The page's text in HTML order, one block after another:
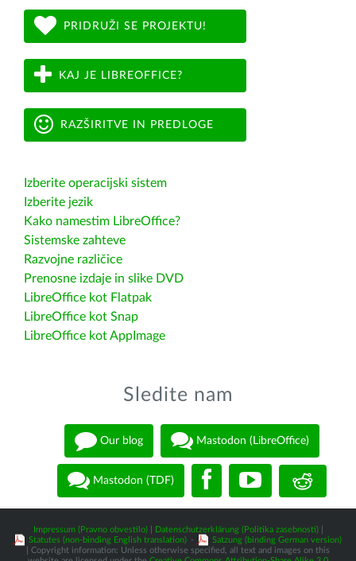
PRIDRUŽI SE PROJEKTU!
KAJ JE LIBREOFFICE?
RAZŠIRITVE IN PREDLOGE
Izberite operacijski sistem
Izberite jezik
Kako namestim LibreOffice?
Sistemske zahteve
Razvojne različice
Prenosne izdaje in slike DVD
LibreOffice kot Flatpak
LibreOffice kot Snap
LibreOffice kot AppImage
Sledite nam
Our blog Mastodon (LibreOffice)
Mastodon (TDF)
Impressum (Pravno obvestilo)| Datenschutzerklärung (Politika zasebnosti)|
Statutes (non-binding English translation) -
Satzung (binding German version)
| Copyright information: Unless otherwise specified, all text and images on this